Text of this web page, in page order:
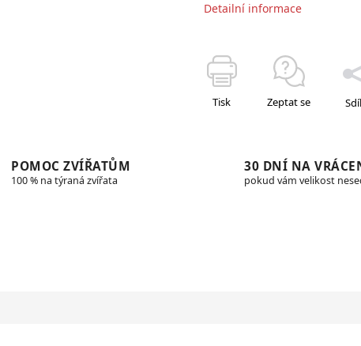
Detailní informace
Tisk Zeptat se
POMOC ZVÍŘATŮM
100 % na týraná zvířata
30 DNÍ NA
pokud vám velikost